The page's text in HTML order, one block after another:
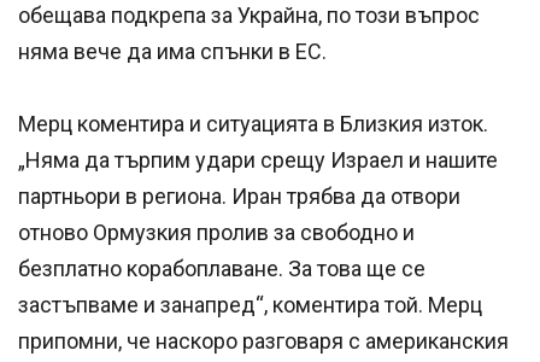
обещава подкрепа за Украйна, по този въпрос
няма вече да има спънки в ЕС.
Мерц коментира и ситуацията в Близкия изток.
„Няма да търпим удари срещу Израел и нашите
партньори в региона. Иран трябва да отвори
отново Ормузкия пролив за свободно и
безплатно корабоплаване. За това ще се
застъпваме и занапред“, коментира той. Мерц
припомни, че наскоро разговаря с американския